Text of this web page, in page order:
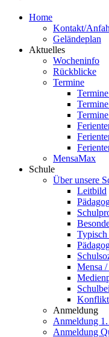
Home
Kontakt/
Geländeplan
Aktuelles
Wocheninfo
Rückblicke
Termine
MensaMax
Schule
Über unsere
Leitbild
Mensa
Anmeldung
Anmeldung
Anmeldung